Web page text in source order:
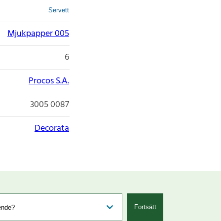
Servett
Mjukpapper 005
6
Procos S.A.
3005 0087
Decorata
Fortsätt